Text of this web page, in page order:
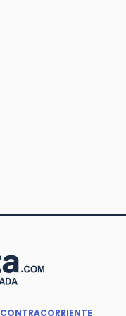
CONTRACORRIENTE